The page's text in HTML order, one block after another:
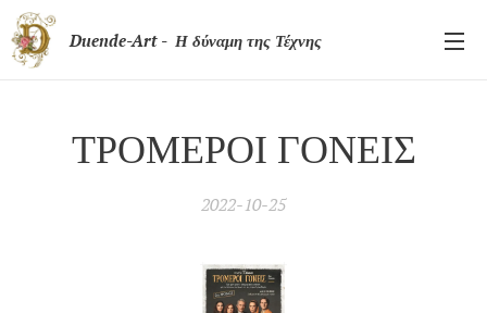
Duende-Art - Η δύναμη της Τέχνης
ΤΡΟΜΕΡΟΙ ΓΟΝΕΙΣ
2022-10-25